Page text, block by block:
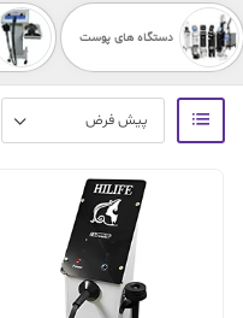
دستگاه های پوست